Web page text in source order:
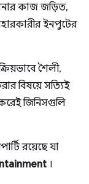
কাজ জড়িত,
ইনপুটের
শৈলী,
বিষয়ে সত্যিই
জিনিসগুলি
রয়েছে যা
।